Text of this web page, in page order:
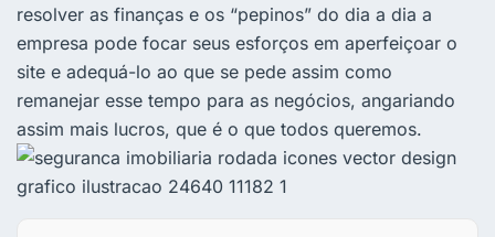
resolver as finanças e os “pepinos” do dia a dia a
empresa pode focar seus esforços em aperfeiçoar o
site e adequá-lo ao que se pede assim como
remanejar esse tempo para as negócios, angariando
assim mais lucros, que é o que todos queremos.